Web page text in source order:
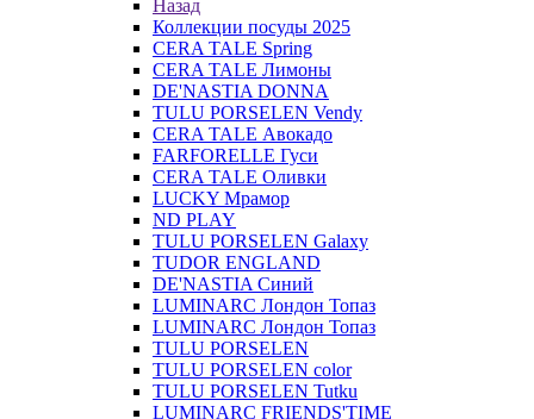
Назад
Коллекции посуды 2025
CERA TALE Spring
CERA TALE Лимоны
DE'NASTIA DONNA
TULU PORSELEN Vendy
CERA TALE Авокадо
FARFORELLE Гуси
CERA TALE Оливки
LUCKY Мрамор
ND PLAY
TULU PORSELEN Galaxy
TUDOR ENGLAND
DE'NASTIA Синий
LUMINARC Лондон Топаз
LUMINARC Лондон Топаз
TULU PORSELEN
TULU PORSELEN color
TULU PORSELEN Tutku
LUMINARC FRIENDS'TIME